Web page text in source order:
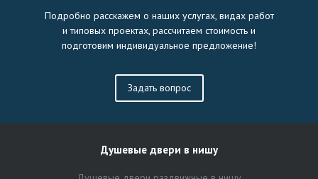
Подробно расскажем о наших услугах, видах работ
и типовых проектах, рассчитаем стоимость и
подготовим индивидуальное предложение!
Задать вопрос
Душевые двери в нишу